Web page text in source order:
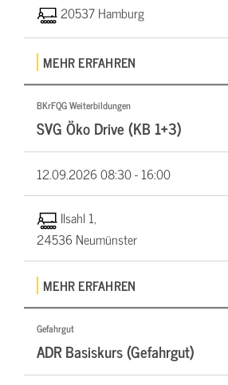
20537 Hamburg
MEHR ERFAHREN
BKrFQG Weiterbildungen
SVG Öko Drive (KB 1+3)
12.09.202608:30 - 16:00
Ilsahl 1,
24536 Neumünster
MEHR ERFAHREN
Gefahrgut
ADR Basiskurs (Gefahrgut)